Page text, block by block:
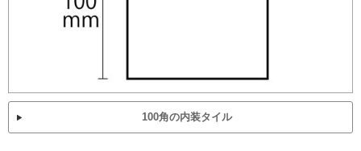
100角の内装タイル